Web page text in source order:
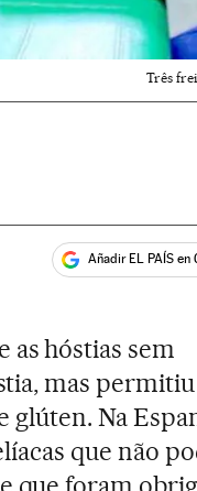
Três
Añadir EL PAÍS en
as hóstias sem
mas
glúten. Na
que não